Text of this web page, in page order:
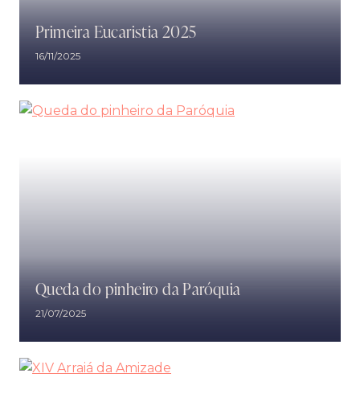
Primeira Eucaristia 2025
16/11/2025
Queda do pinheiro da Paróquia
21/07/2025